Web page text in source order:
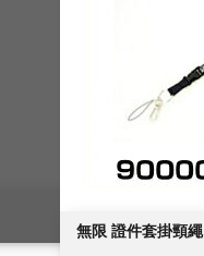
無限 證件套掛頸繩